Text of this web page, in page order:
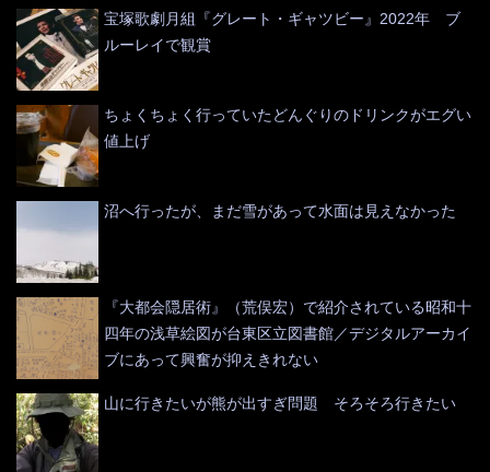
宝塚歌劇月組『グレート・ギャツビー』2022年 ブ
ルーレイで観賞
ちょくちょく行っていたどんぐりのドリンクがエグい
値上げ
沼へ行ったが、まだ雪があって水面は見えなかった
『大都会隠居術』（荒俣宏）で紹介されている昭和十
四年の浅草絵図が台東区立図書館／デジタルアーカイ
ブにあって興奮が抑えきれない
山に行きたいが熊が出すぎ問題 そろそろ行きたい